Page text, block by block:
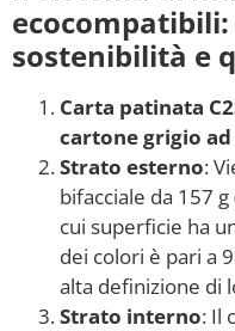
sostenibilità e
Carta patinata
cartone grigio ad
Strato esterno:
bifacciale da 157
cui superficie ha
dei colori è pari a
alta definizione di
Strato interno: Il